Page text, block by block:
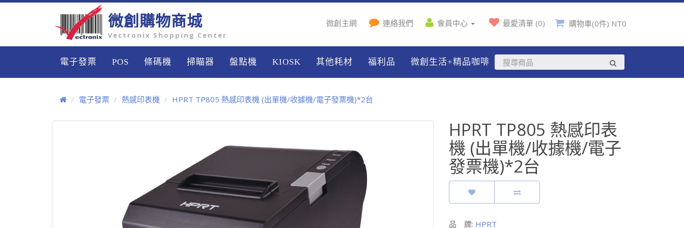
微創購物商城
Vectronix Shopping Center
微創主網 連絡我們 會員中心 最愛清單 (0) 購物車(0件) NT0
電子發票 POS 條碼機 掃瞄器 盤點機 KIOSK 其他耗材 福利品 微創生活+精品咖啡
電子發票 熱感印表機 HPRT TP805 熱感印表機 (出單機/收據機/電子發票機)*2台
HPRT TP805 熱感印表
機 (出單機/收據機/電子
發票機)*2台
品 牌: HPRT